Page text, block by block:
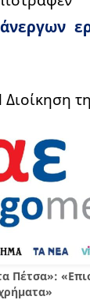
άνεργων
Διοίκηση
Πέτσα»: